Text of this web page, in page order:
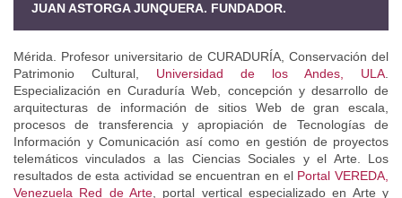
JUAN ASTORGA JUNQUERA. FUNDADOR.
Mérida. Profesor universitario de CURADURÍA, Conservación del
Patrimonio Cultural, Universidad de los Andes, ULA
Especialización en Curaduría Web, concepción y desarrollo de
arquitecturas de información de sitios Web de gran escala,
procesos de transferencia y apropiación de Tecnologías de
Información y Comunicación así como en gestión de proyectos
telemáticos vinculados a las Ciencias Sociales y el Arte. Los
resultados de esta actividad se encuentran en el Portal VEREDA,
Venezuela Red de Arte , portal vertical especializado en Arte y